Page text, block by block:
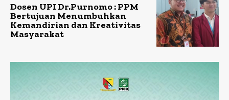
Dosen UPI Dr.Purnomo : PPM
Bertujuan Menumbuhkan
Kemandirian dan Kreativitas
Masyarakat